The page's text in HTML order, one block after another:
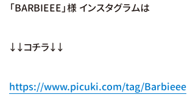
「BARBIEEE」様 インスタグラムは
↓↓コチラ↓↓
https://www.picuki.com/tag/Barbieee